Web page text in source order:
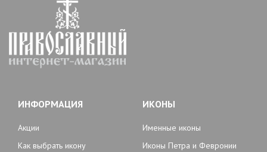
ИНФОРМАЦИЯ
Акции
Как выбрать икону
ИКОНЫ
Именные иконы
Иконы Петра и Февронии